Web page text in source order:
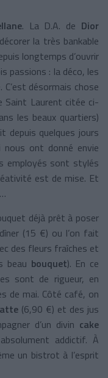
. La D.A. de Dior
la très bankable
longtemps d’ouvrir
passions : la déco, les
désormais chose
Saint Laurent citée ci-
les beaux quartiers)
depuis quelques jours
nous ont donné envie
employés sont stylés
est de mise. Et
déjà prêt à poser
(15 €) ou l’on fait
des fleurs fraîches et
beau bouquet). En ce
sont de rigueur, en
de mai. Côté café, on
(6,90 €) et des jus
d’un divin cake
absolument addictif. À
un bistrot à l’esprit